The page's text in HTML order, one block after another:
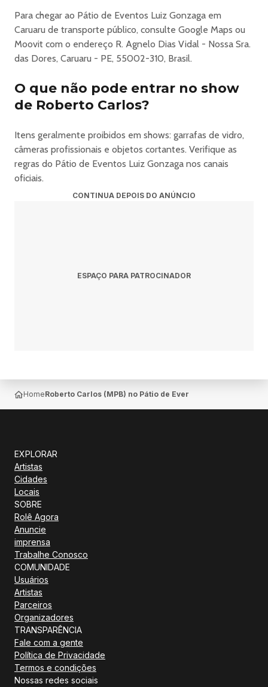
Para chegar ao Pátio de Eventos Luiz Gonzaga em
Caruaru de transporte público, consulte Google Maps ou
Moovit com o endereço R. Agnelo Dias Vidal - Nossa Sra.
das Dores, Caruaru - PE, 55002-310, Brasil.
O que não pode entrar no show
de Roberto Carlos?
Itens geralmente proibidos em shows: garrafas de vidro,
câmeras profissionais e objetos cortantes. Verifique as
regras do Pátio de Eventos Luiz Gonzaga nos canais
oficiais.
CONTINUA DEPOIS DO ANÚNCIO
ESPAÇO PARA PATROCINADOR
HomeRoberto Carlos (MPB) no Pátio de Eventos Luiz Gonzaga —
EXPLORAR
Artistas
Cidades
Locais
SOBRE
Rolê Agora
Anuncie
imprensa
Trabalhe Conosco
COMUNIDADE
Usuários
Artistas
Parceiros
Organizadores
TRANSPARÊNCIA
Fale com a gente
Política de Privacidade
Termos e condições
Nossas redes sociais